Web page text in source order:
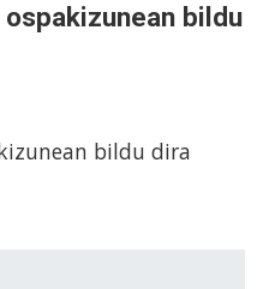
bildu
bildu dira